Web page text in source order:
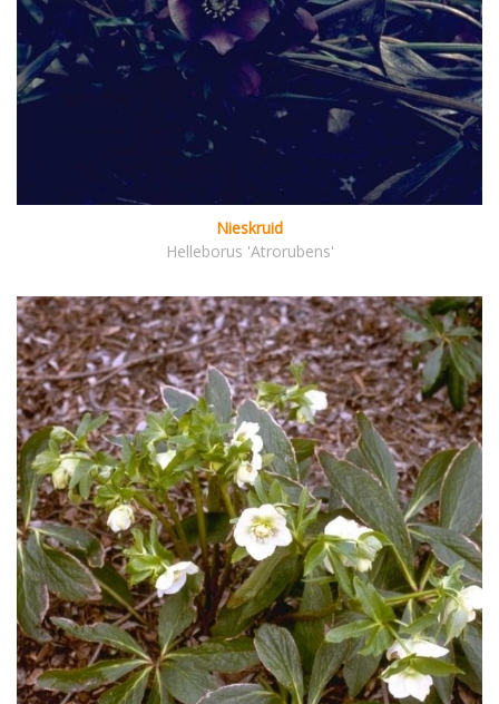
Nieskruid
Helleborus 'Atrorubens'